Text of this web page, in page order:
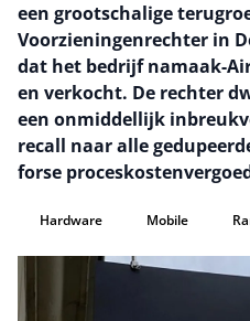
een grootschalige
Voorzieningenrechter in
dat het bedrijf namaak-
en verkocht. De rechter
een onmiddellijk
recall naar alle
forse
Hardware Mobile